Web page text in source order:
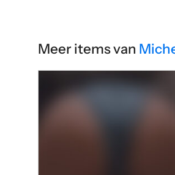
Meer items van